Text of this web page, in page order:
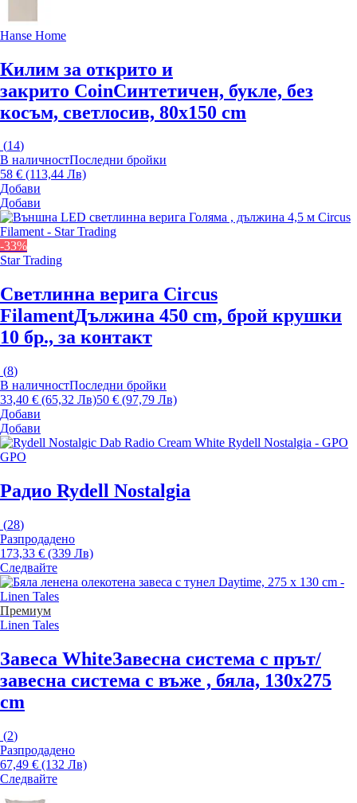
Hanse Home
Килим за открито и
закрито CoinСинтетичен, букле, без
косъм, светлосив, 80x150 cm
(14)
В наличностПоследни бройки
58 € (113,44 Лв)
Добави
Добави
-33%
Star Trading
Светлинна верига Circus
FilamentДължина 450 cm, брой крушки
10 бр., за контакт
(8)
В наличностПоследни бройки
33,40 € (65,32 Лв)50 € (97,79 Лв)
Добави
Добави
GPO
Радио Rydell Nostalgia
(28)
Разпродадено
173,33 € (339 Лв)
Следвайте
Премиум
Linen Tales
Завеса WhiteЗавесна система с прът/
завесна система с въже , бяла, 130x275
cm
(2)
Разпродадено
67,49 € (132 Лв)
Следвайте